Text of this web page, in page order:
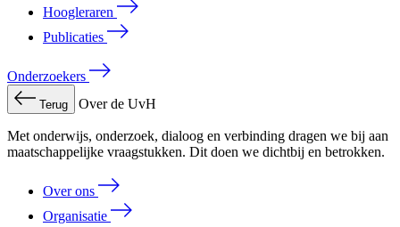
Hoogleraren
Publicaties
Onderzoekers
Terug Over de UvH
Met onderwijs, onderzoek, dialoog en verbinding dragen we bij aan
maatschappelijke vraagstukken. Dit doen we dichtbij en betrokken.
Over ons
Organisatie